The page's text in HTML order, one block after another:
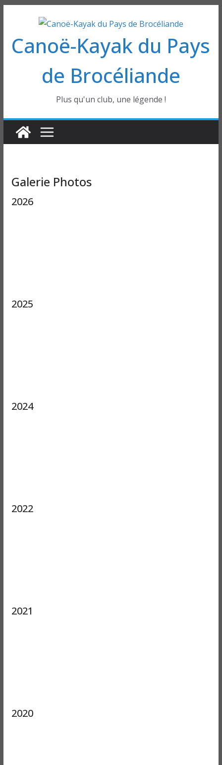
contenu
Canoë-Kayak du Pays
de Brocéliande
Plus qu'un club, une légende !
Galerie Photos
2026
2025
2024
2022
2021
2020